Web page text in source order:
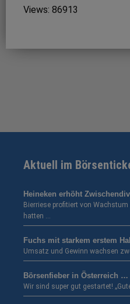
Views: 86913
Aktuell im
Heineken erhöht
Bierriese profitiert von
hatten …
Fuchs mit starkem erstem
Umsatz und Gewinn wachsen
Börsenfieber in Österreich …
Wir sind super gut gestartet!